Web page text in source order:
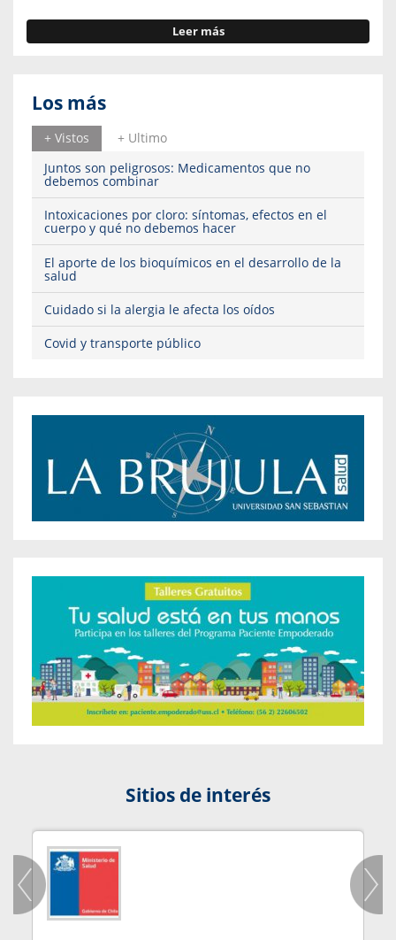
Leer más
Los más
+ Vistos
+ Ultimo
Juntos son peligrosos: Medicamentos que no
debemos combinar
Intoxicaciones por cloro: síntomas, efectos en el
cuerpo y qué no debemos hacer
El aporte de los bioquímicos en el desarrollo de la
salud
Cuidado si la alergia le afecta los oídos
Covid y transporte público
Sitios de interés